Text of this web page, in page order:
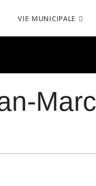
VIE MUNICIPALE
Marc